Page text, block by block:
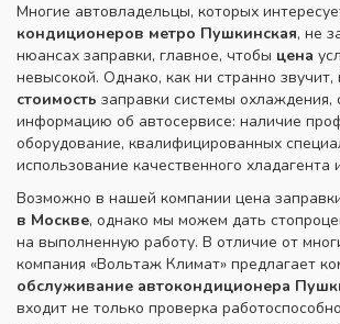
Многие автовладельцы, которых
кондиционеров метро Пушкинская, не
нюансах заправки, главное, чтобы цена
невысокой. Однако, как ни странно
стоимость заправки системы
информацию об автосервисе: наличие
оборудование, квалифицированных
использование качественного хладагента
Возможно в нашей компании цена
в Москве, однако мы можем дать
на выполненную работу. В отличие от
компания «Вольтаж Климат» предлагает
обслуживание автокондиционера
входит не только проверка